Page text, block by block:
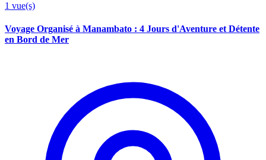
1 vue(s)
Voyage Organisé à Manambato : 4 Jours d'Aventure et Détente
en Bord de Mer